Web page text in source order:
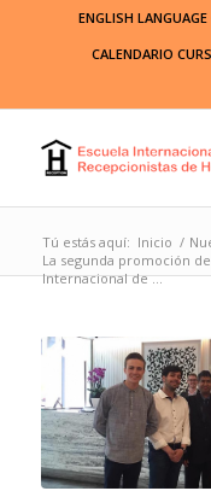
ENGLISH
CALENDARIO
Tú estás aquí: Inicio /
La segunda promoción
Internacional de ...